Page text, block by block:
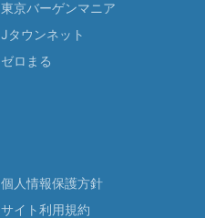
東京バーゲンマニア
Jタウンネット
ゼロまる
個人情報保護方針
サイト利用規約